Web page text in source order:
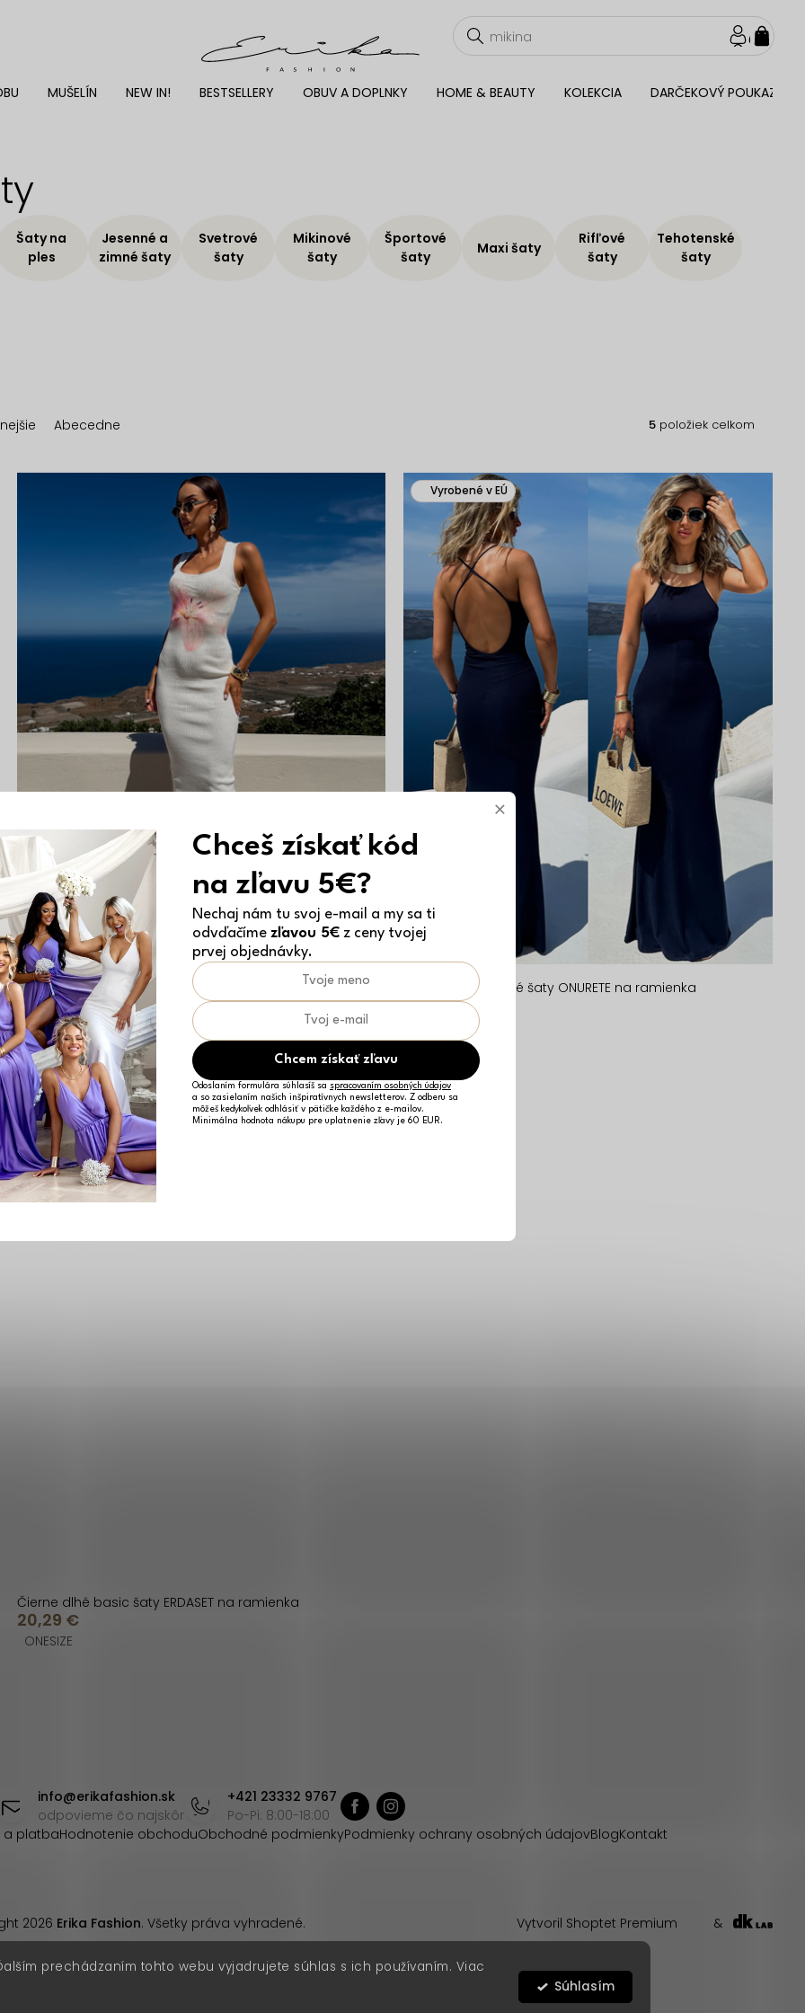
prechádzaním tohto webu vyjadrujete súhlas s ich používaním. Viac
Súhlasím
MUŠELÍN NEW IN! BESTSELLERY OBUV A DOPLNKY HOME & BEAUTY KOLEKCIA DARČEKOVÝ POUKAZ
Šaty na
ples
Jesenné a
zimné šaty
Svetrové
šaty
Mikinové
šaty
Športové
šaty
Maxi šaty
Rifľové
šaty
Tehotenské
šaty
Abecedne 5 položiek celkom
Biele rebrované dlhé šaty VELINNA s kvetinou
30,39 €
M/L
Vyrobené v EÚ
Tmavomodré dlhé šaty ONURETE na ramienka
21,49 €
Vyrobené v EÚ
Čierne dlhé basic šaty ERDASET na ramienka
20,29 €
ONESIZE
info@erikafashion.sk
odpovieme čo najskôr
+421 23332 9767
Po-Pi: 8:00-18:00
a platbaHodnotenie obchoduObchodné podmienkyPodmienky ochrany osobných údajovBlogKontakt
Vytvoril Shoptet Premium &
2026 Erika Fashion. Všetky práva vyhradené.
×
Chceš získať kód
na zľavu 5€?
Nechaj nám tu svoj e-mail a my sa ti
odvďačíme zľavou 5€ z ceny tvojej
prvej objednávky.
Chcem získať zľavu
Odoslaním formulára súhlasíš sa spracovaním osobných údajov
a so zasielaním našich inšpiratívnych newsletterov. Z odberu sa
môžeš kedykoľvek odhlásiť v pätičke každého z e-mailov.
Minimálna hodnota nákupu pre uplatnenie zľavy je 60 EUR.